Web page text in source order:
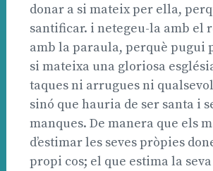
donar a si mateix per ella,
santificar. i netegeu-la amb el
amb la paraula, perquè pugui
si mateixa una gloriosa
taques ni arrugues ni
sinó que hauria de ser santa i
manques. De manera que els
d’estimar les seves pròpies
propi cos; el que estima la seva